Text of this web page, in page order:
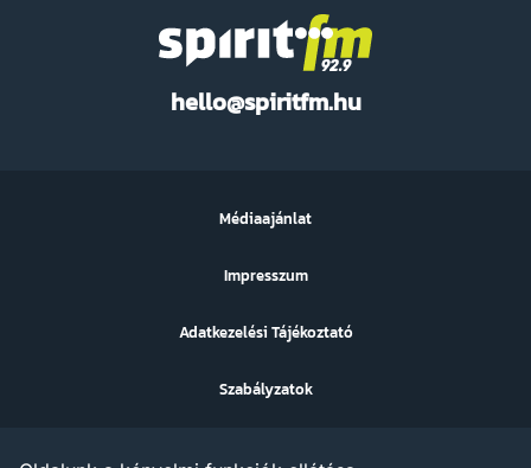
hello@spiritfm.hu
FM
Médiaajánlat
Impresszum
Adatkezelési Tájékoztató
Szabályzatok